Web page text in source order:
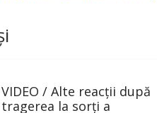
VIDEO / Alte reacții după
tragerea la sorţi a